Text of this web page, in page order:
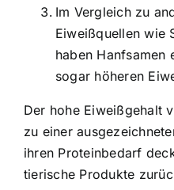
Im Vergleich zu
Eiweißquellen wie
haben Hanfsamen
sogar höheren
Der hohe Eiweißgehalt
zu einer
ihren Proteinbedarf
tierische Produkte